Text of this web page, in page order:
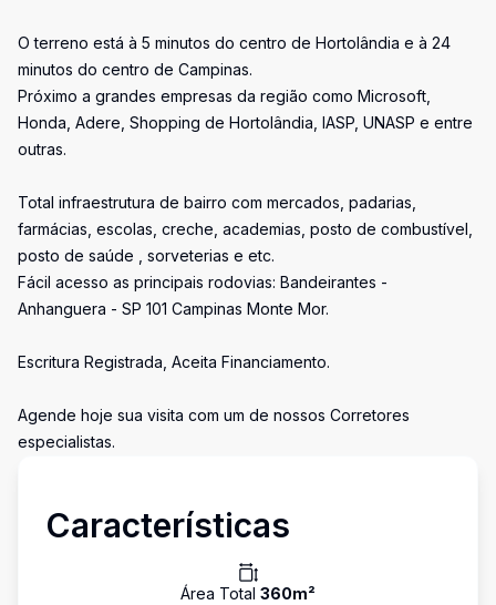
O terreno está à 5 minutos do centro de Hortolândia e à 24
minutos do centro de Campinas.
Próximo a grandes empresas da região como Microsoft,
Honda, Adere, Shopping de Hortolândia, IASP, UNASP e entre
outras.
Total infraestrutura de bairro com mercados, padarias,
farmácias, escolas, creche, academias, posto de combustível,
posto de saúde , sorveterias e etc.
Fácil acesso as principais rodovias: Bandeirantes -
Anhanguera - SP 101 Campinas Monte Mor.
Escritura Registrada, Aceita Financiamento.
Agende hoje sua visita com um de nossos Corretores
especialistas.
Características
Área Total 360m²